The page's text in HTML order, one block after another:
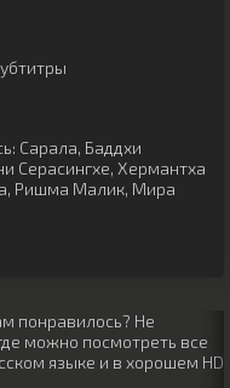
Сарала, Баддхи
Серасингхе, Хермантха
, Ришма Малик, Мира
понравилось? Не
можно посмотреть все
языке и в хорошем HD